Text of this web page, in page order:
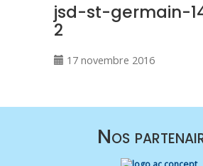
jsd-st-germain-
2
17 novembre 2016
Nos